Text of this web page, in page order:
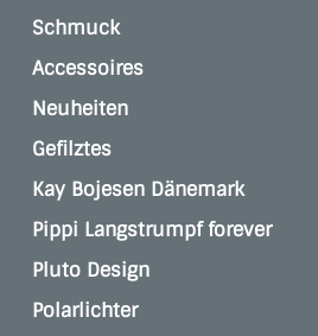
Schmuck
Accessoires
Neuheiten
Gefilztes
Kay Bojesen Dänemark
Pippi Langstrumpf forever
Pluto Design
Polarlichter